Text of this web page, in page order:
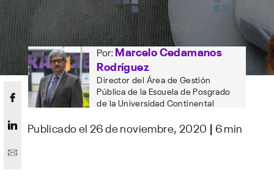
Por:Marcelo Cedamanos
Rodríguez
Director del Área de Gestión
Pública de la Escuela de Posgrado
de la Universidad Continental
Publicado el 26 de noviembre, 2020 | 6 min